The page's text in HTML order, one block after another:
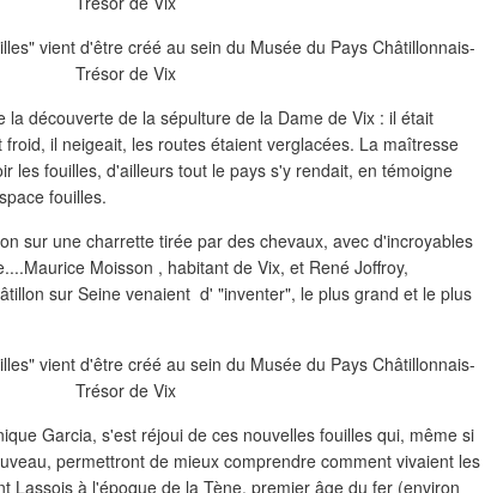
découverte de la sépulture de la Dame de Vix : il était
il neigeait, les routes étaient verglacées. La maîtresse
les fouilles, d'ailleurs tout le pays s'y rendait, en témoigne
fouilles.
sur une charrette tirée par des chevaux, avec d'incroyables
Moisson , habitant de Vix, et René Joffroy,
sur Seine venaient d' "inventer", le plus grand et le plus
Garcia, s'est réjoui de ces nouvelles fouilles qui, même si
permettront de mieux comprendre comment vivaient les
Lassois à l'époque de la Tène, premier âge du fer (environ